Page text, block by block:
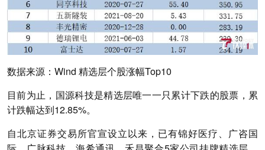
数据来源：Wind 精选层个股涨幅Top10
目前为止，国源科技是精选层唯一一只累计下跌的股票，累
计跌幅达到12.85%。
自北京证券交易所官宣设立以来，已有锦好医疗、广咨国